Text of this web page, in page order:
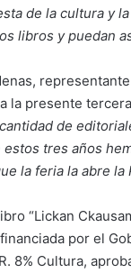
de la cultura y
libros y puedan
la presente
de
tres años
la feria la abre
“Lickan
por el
8% Cultura,